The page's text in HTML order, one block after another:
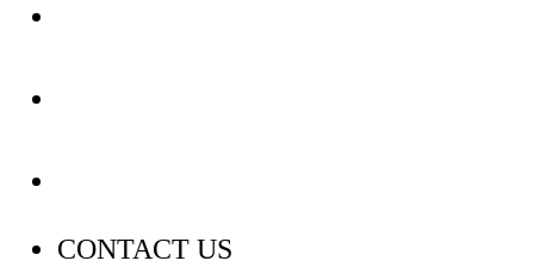
CONTACT US